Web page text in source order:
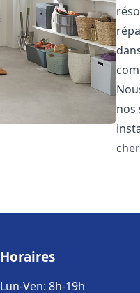
nos
Horaires
Lun-Ven: 8h-19h